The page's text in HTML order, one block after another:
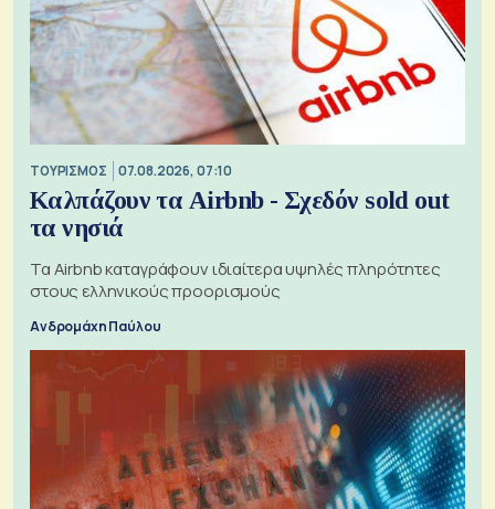
ΤΟΥΡΙΣΜΟΣ 07.08.2026, 07:10
Καλπάζουν τα Airbnb - Σχεδόν sold out
τα νησιά
Τα Airbnb καταγράφουν ιδιαίτερα υψηλές πληρότητες
στους ελληνικούς προορισμούς
Ανδρομάχη Παύλου